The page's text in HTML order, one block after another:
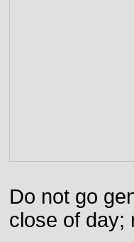
Do not go
close of day;